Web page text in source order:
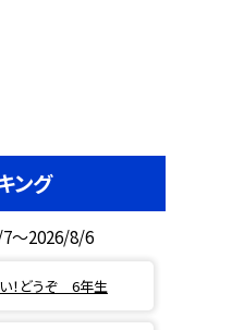
ング
7～2026/8/6
！どうぞ 6年生